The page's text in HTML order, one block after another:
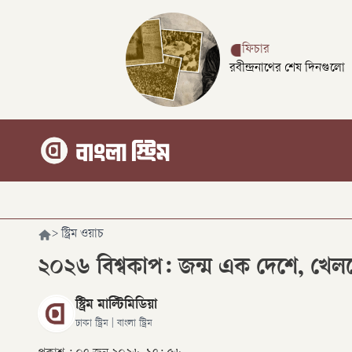
ফিচার
রবীন্দ্রনাথের শেষ দিনগুলো
> স্ট্রিম ওয়াচ
২০২৬ বিশ্বকাপ: জন্ম এক দেশে,
স্ট্রিম মাল্টিমিডিয়া
ঢাকা স্ট্রিম | বাংলা স্ট্রিম